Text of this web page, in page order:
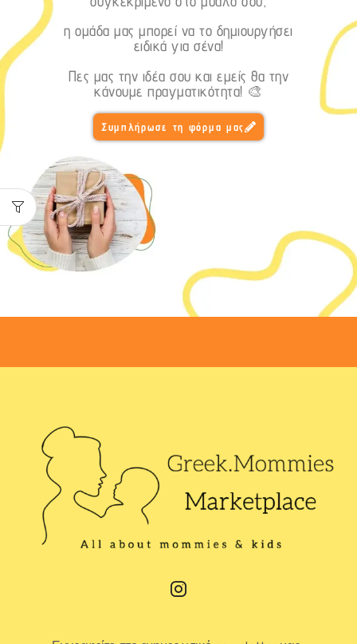
η ομάδα μας μπορεί να το δημιουργήσει
ειδικά για σένα!
Πες μας την ιδέα σου και εμείς θα την
κάνουμε πραγματικότητα! 🎨
Συμπλήρωσε τη φόρμα μας